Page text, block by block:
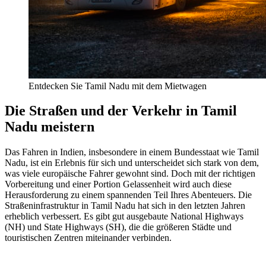
Entdecken Sie Tamil Nadu mit dem Mietwagen
Die Straßen und der Verkehr in Tamil
Nadu meistern
Das Fahren in Indien, insbesondere in einem Bundesstaat wie Tamil
Nadu, ist ein Erlebnis für sich und unterscheidet sich stark von dem,
was viele europäische Fahrer gewohnt sind. Doch mit der richtigen
Vorbereitung und einer Portion Gelassenheit wird auch diese
Herausforderung zu einem spannenden Teil Ihres Abenteuers. Die
Straßeninfrastruktur in Tamil Nadu hat sich in den letzten Jahren
erheblich verbessert. Es gibt gut ausgebaute National Highways
(NH) und State Highways (SH), die die größeren Städte und
touristischen Zentren miteinander verbinden.